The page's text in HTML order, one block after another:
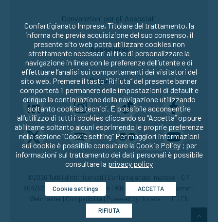
Convenzioni per gli Associati
Associarsi
Seguici su:
©2026 Tutti i diritti riservati | Confartigianato Imprese – C.F.
80429270582 |Privacy|Cookie Whistleblowing|Disclaimer
Webmaster|Compatibilità| Powered by Horace IT EN
Confartigianato Imprese, Titolare del trattamento, la
informa che previa acquisizione del suo consenso, il
presente sito web potrà utilizzare cookies non
strettamente necessari al fine di personalizzare la
navigazione in linea con le preferenze dell’utente e di
effettuare l’analisi sui comportamenti dei visitatori del
sito web. Premere il tasto “Rifiuta” del presente banner
comporterà il permanere delle impostazioni di default e
dunque la continuazione della navigazione utilizzando
soltanto cookies tecnici. È possibile acconsentire
all’utilizzo di tutti i cookies cliccando su “Accetta” oppure
abilitarne soltanto alcuni esprimendo le proprie preferenze
nella sezione “Cookie setting” Per maggiori informazioni
sui cookie è possibile consultare la Cookie Policy; per
informazioni sul trattamento dei dati personali è possibile
consultare la privacy policy
Cookie settings ACCETTA
RIFIUTA